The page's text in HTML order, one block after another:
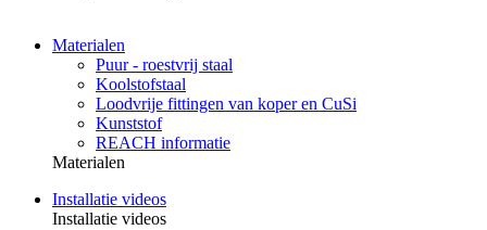
Materialen
Puur - roestvrij staal
Koolstofstaal
Loodvrije fittingen van koper en CuSi
Kunststof
REACH informatie
Materialen
Installatie videos
Installatie videos